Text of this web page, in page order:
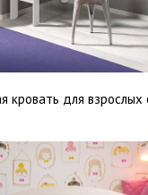
кровать для взрослых